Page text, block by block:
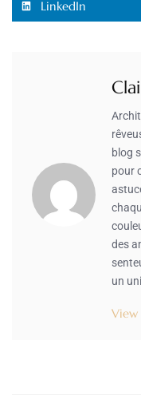
LinkedIn
blog
pour
des
un
View